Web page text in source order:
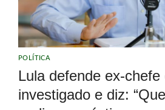
POLÍTICA
Lula defende ex-
investigado e diz: